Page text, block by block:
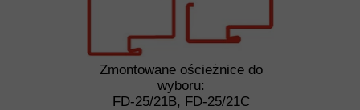
Zmontowane ościeżnice do
wyboru:
FD-25/21B, FD-25/21C